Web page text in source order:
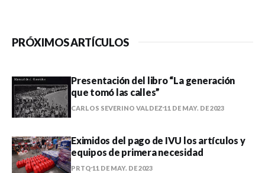
PRÓXIMOS ARTÍCULOS
Presentación del libro “La generación
que tomó las calles”
CARLOS SEVERINO VALDEZ 11 DE MAY. DE 2023
Eximidos del pago de IVU los artículos y
equipos de primera necesidad
PRTQ 11 DE MAY. DE 2023